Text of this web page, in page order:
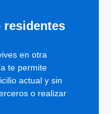
residentes
en otra
te permite
actual y sin
o realizar